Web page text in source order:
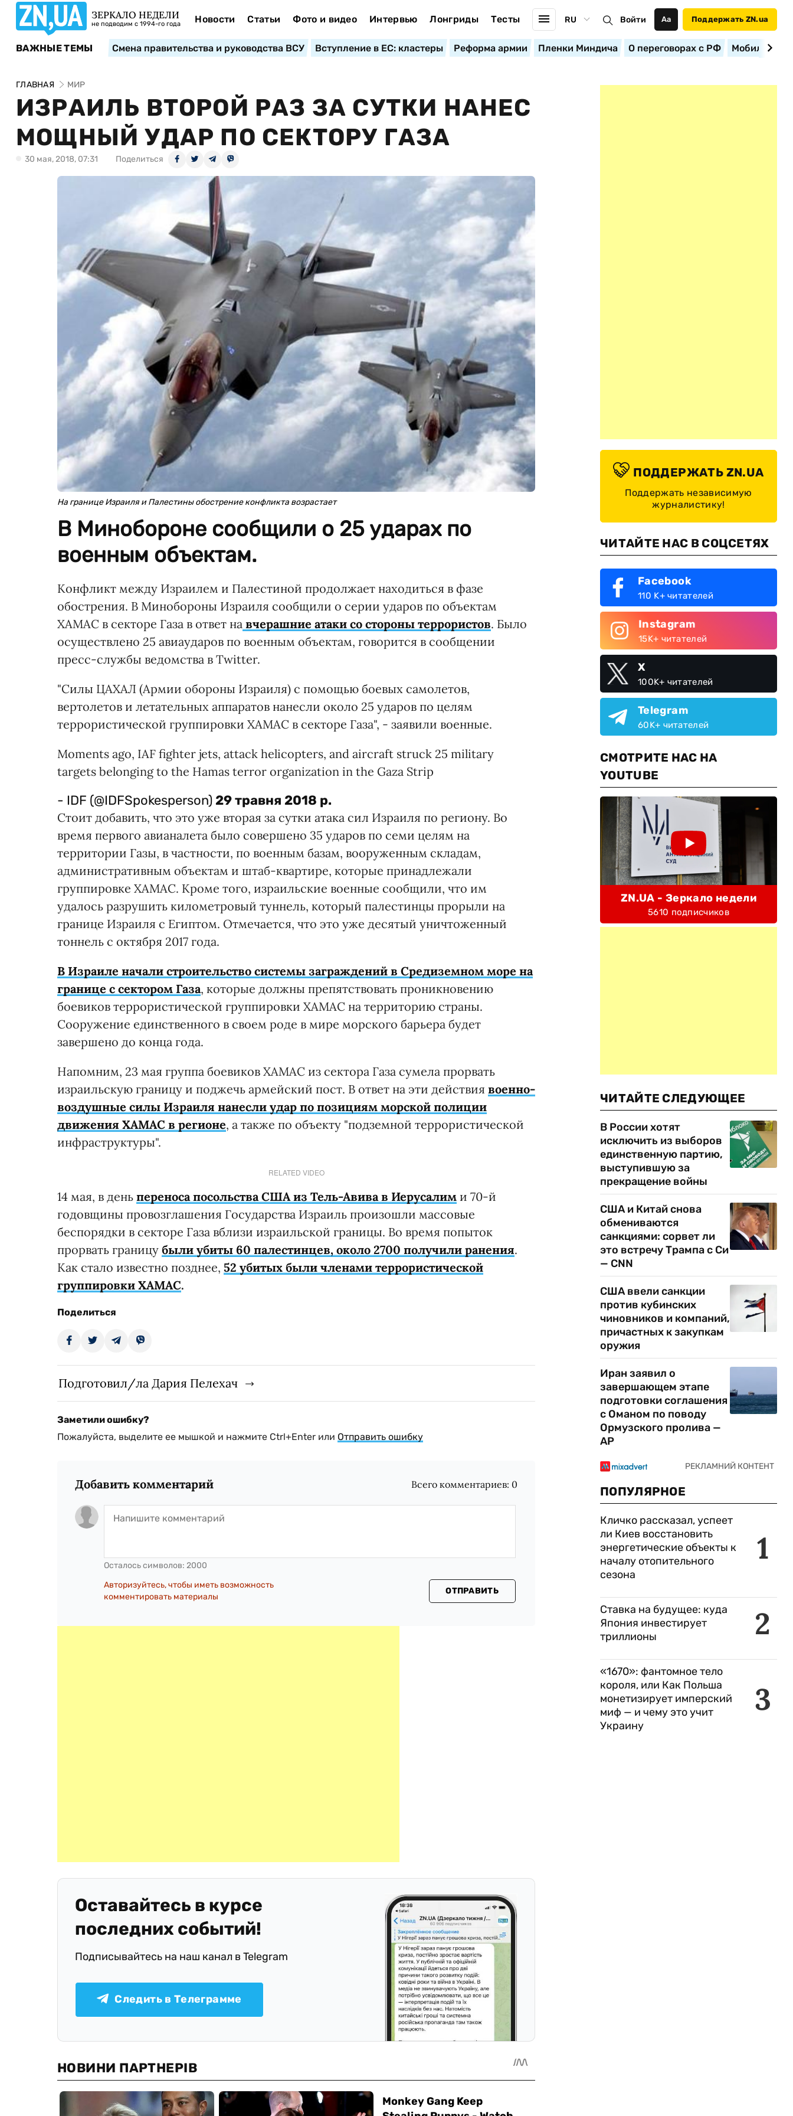
ЗЕРКАЛО НЕДЕЛИ
не подводим с 1994-го года Новости Статьи Фото и видео Интервью Лонгриды Тесты RU Войти Аа Поддержать ZN.ua
ВАЖНЫЕ ТЕМЫ Смена правительства и руководства ВСУ Вступление в ЕС: кластеры Реформа армии Пленки Миндича О переговорах с РФ
ГЛАВНАЯ МИР
ИЗРАИЛЬ ВТОРОЙ РАЗ ЗА СУТКИ НАНЕС
МОЩНЫЙ УДАР ПО СЕКТОРУ ГАЗА
30 мая, 2018, 07:31 Поделиться
На границе Израиля и Палестины обострение конфликта возрастает
В Минобороне сообщили о 25 ударах по
военным объектам.
Конфликт между Израилем и Палестиной продолжает находиться в фазе
обострения. В Минобороны Израиля сообщили о серии ударов по объектам
ХАМАС в секторе Газа в ответ на вчерашние атаки со стороны террористов. Было
осуществлено 25 авиаударов по военным объектам, говорится в сообщении
пресс-службы ведомства в Twitter.
"Силы ЦАХАЛ (Армии обороны Израиля) с помощью боевых самолетов,
вертолетов и летательных аппаратов нанесли около 25 ударов по целям
террористической группировки ХАМАС в секторе Газа", - заявили военные.
Moments ago, IAF fighter jets, attack helicopters, and aircraft struck 25 military
targets belonging to the Hamas terror organization in the Gaza Strip
- IDF (@IDFSpokesperson) 29 травня 2018 р.
Стоит добавить, что это уже вторая за сутки атака сил Израиля по региону. Во
время первого авианалета было совершено 35 ударов по семи целям на
территории Газы, в частности, по военным базам, вооруженным складам,
административным объектам и штаб-квартире, которые принадлежали
группировке ХАМАС. Кроме того, израильские военные сообщили, что им
удалось разрушить километровый туннель, который палестинцы прорыли на
границе Израиля с Египтом. Отмечается, что это уже десятый уничтоженный
тоннель с октября 2017 года.
В Израиле начали строительство системы заграждений в Средиземном море на
границе с сектором Газа, которые должны препятствовать проникновению
боевиков террористической группировки ХАМАС на территорию страны.
Сооружение единственного в своем роде в мире морского барьера будет
завершено до конца года.
Напомним, 23 мая группа боевиков ХАМАС из сектора Газа сумела прорвать
израильскую границу и поджечь армейский пост. В ответ на эти действия военно-
воздушные силы Израиля нанесли удар по позициям морской полиции
движения ХАМАС в регионе, а также по объекту "подземной террористической
инфраструктуры".
RELATED VIDEO
14 мая, в день переноса посольства США из Тель-Авива в Иерусалим и 70-й
годовщины провозглашения Государства Израиль произошли массовые
беспорядки в секторе Газа вблизи израильской границы. Во время попыток
прорвать границу были убиты 60 палестинцев, около 2700 получили ранения.
Как стало известно позднее, 52 убитых были членами террористической
группировки ХАМАС.
Поделиться
Подготовил/ла Дария Пелехач
Заметили ошибку?
Пожалуйста, выделите ее мышкой и нажмите Ctrl+Enter или Отправить ошибку
Добавить комментарий Всего комментариев: 0
Осталось символов: 2000
Авторизуйтесь, чтобы иметь возможность
комментировать материалы
ОТПРАВИТЬ
Оставайтесь в курсе
последних событий!
Подписывайтесь на наш канал в Telegram
Следить в Телеграмме
ПОДДЕРЖАТЬ ZN.UA
Поддержать независимую
журналистику!
ЧИТАЙТЕ НАС В СОЦСЕТЯХ
Facebook
110 K+ читателей
Instagram
15K+ читателей
X
100K+ читателей
Telegram
60K+ читателей
СМОТРИТЕ НАС НА
YOUTUBE
ZN.UA - Зеркало недели
5610 подписчиков
ЧИТАЙТЕ СЛЕДУЮЩЕЕ
В России хотят
исключить из выборов
единственную партию,
выступившую за
прекращение войны
США и Китай снова
обмениваются
санкциями: сорвет ли
это встречу Трампа с Си
— CNN
США ввели санкции
против кубинских
чиновников и компаний,
причастных к закупкам
оружия
Иран заявил о
завершающем этапе
подготовки соглашения
с Оманом по поводу
Ормузского пролива —
AP
ПОПУЛЯРНОЕ
1
Кличко рассказал, успеет
ли Киев восстановить
энергетические объекты к
началу отопительного
сезона
2
Ставка на будущее: куда
Япония инвестирует
триллионы
3
«1670»: фантомное тело
короля, или Как Польша
монетизирует имперский
миф — и чему это учит
Украину